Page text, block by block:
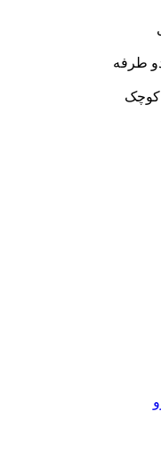
طرفه
کوچک